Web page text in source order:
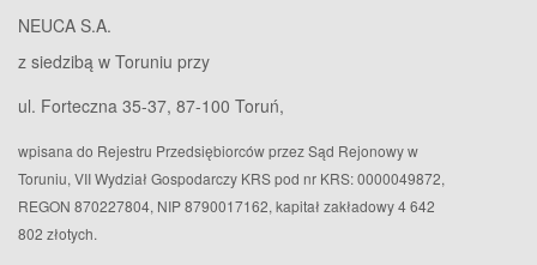
NEUCA S.A.
z siedzibą w Toruniu przy
ul. Forteczna 35-37, 87-100 Toruń,
wpisana do Rejestru Przedsiębiorców przez Sąd Rejonowy w
Toruniu, VII Wydział Gospodarczy KRS pod nr KRS: 0000049872,
REGON 870227804, NIP 8790017162, kapitał zakładowy 4 642
802 złotych.